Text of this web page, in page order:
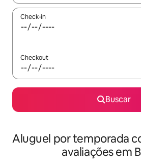
Check-in
Checkout
Buscar
Aluguel por temporada
avaliações em